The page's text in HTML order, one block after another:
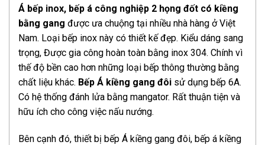
Á bếp inox, bếp á công nghiệp 2 họng đốt có kiềng
bằng gang được ưa chuộng tại nhiều nhà hàng ở Việt
Nam. Loại bếp inox này có thiết kế đẹp. Kiểu dáng sang
trọng, Được gia công hoàn toàn bằng inox 304. Chính vì
thế độ bền cao hơn những loại bếp thông thường bằng
chất liệu khác. Bếp Á kiềng gang đôi sử dụng bếp 6A.
Có hệ thống đánh lửa bằng mangator. Rất thuận tiện và
hữu ích cho công việc nấu nướng.
Bên cạnh đó, thiết bị bếp Á kiềng gang đôi, bếp á kiềng